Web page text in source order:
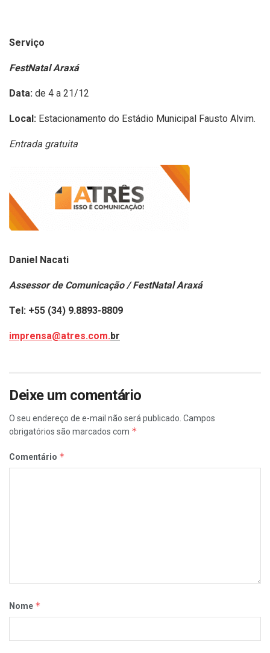
Serviço
FestNatal Araxá
Data: de 4 a 21/12
Local: Estacionamento do Estádio Municipal Fausto Alvim.
Entrada gratuita
Daniel Nacati
Assessor de Comunicação / FestNatal Araxá
Tel: +55 (34) 9.8893-8809
imprensa@atres.com.br
Deixe um comentário
O seu endereço de e-mail não será publicado. Campos
obrigatórios são marcados com *
Comentário *
Nome *